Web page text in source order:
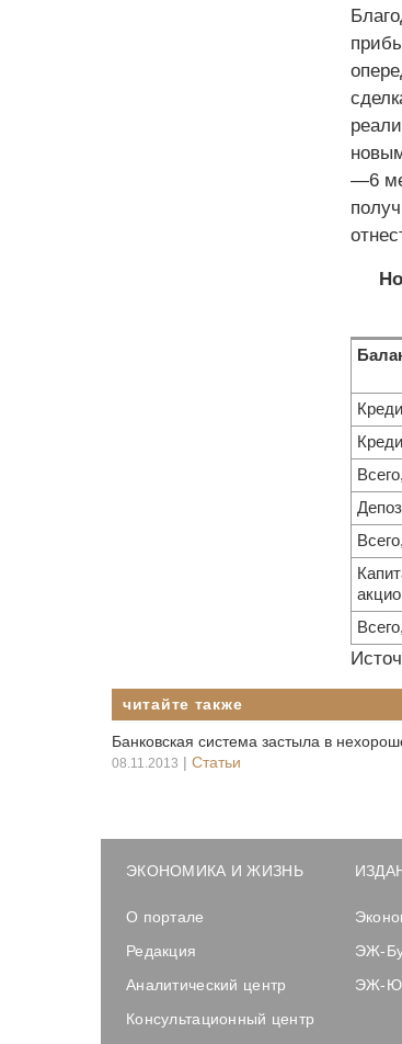
—6
читайте также
Банковская система застыла в
08.11.2013 | Статьи
ЭКОНОМИКА И ЖИЗНЬ
О портале
Редакция
Аналитический центр
Консультационный центр
ЭЖ-
ЭЖ-